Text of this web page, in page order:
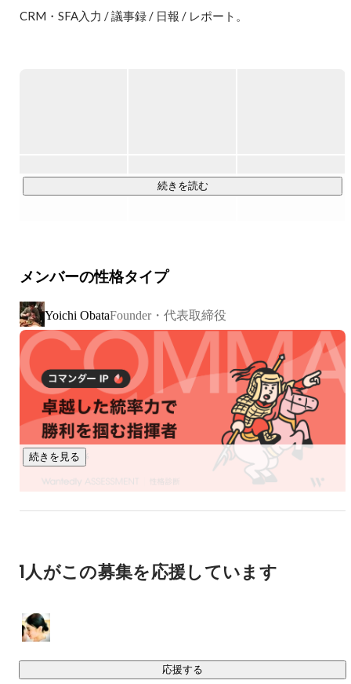
CRM・SFA入力 / 議事録 / 日報 / レポート。
しかし企業では、その会話のほとんどが
・記録されない
・共有されない
・活用されない
まま消えていきます。
つまり、企業にとって最も重要なはずの顧客や現場の声が、
組織の知識になっていません。
発話（会話）は
・共有しづらい
つまり顧客との会話は、企業にとって宝の山であるにも関わ
扱いにくいメディアなのです。
続きを読む
メンバーの性格タイプ
Yoichi ObataFounder・代表取締役
続きを見る
1人がこの募集を応援しています
応援する